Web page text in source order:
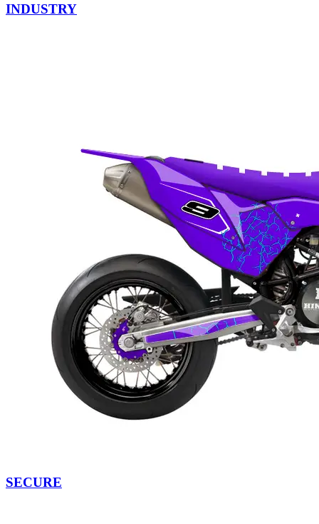
INDUSTRY
SECURE